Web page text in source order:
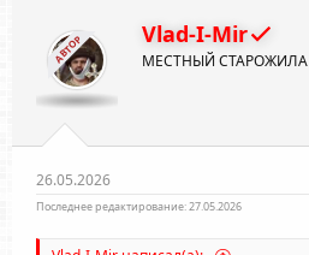
и
и
:
АВТОР Vlad-I-Mir
МЕСТНЫЙ СТАРОЖИЛА
26.05.2026
Последнее редактирование:27.05.2026